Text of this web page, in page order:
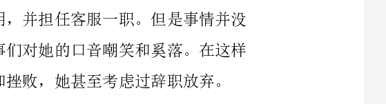
但是，在这个关键时刻，刘媛媛没有放弃，她在不断地学习和努
力，用自己的行动和成绩证明了自己。在她工作的第一个月，她的服
务评价就达到了100%，在她工作的第二个月，她的评价没有下降，反